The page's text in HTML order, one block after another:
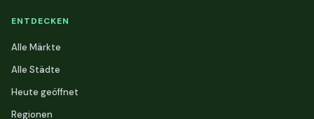
ENTDECKEN
Alle Märkte
Alle Städte
Heute geöffnet
Regionen